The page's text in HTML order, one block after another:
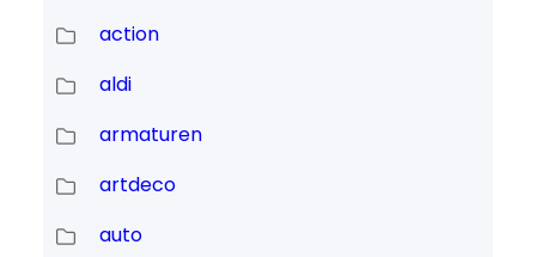
action
aldi
armaturen
artdeco
auto